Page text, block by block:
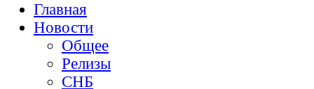
Главная
Новости
Общее
Релизы
СНБ